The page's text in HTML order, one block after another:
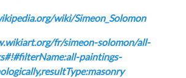
wiki/Simeon_Solomon
fr/simeon-solomon/all-
paintings-